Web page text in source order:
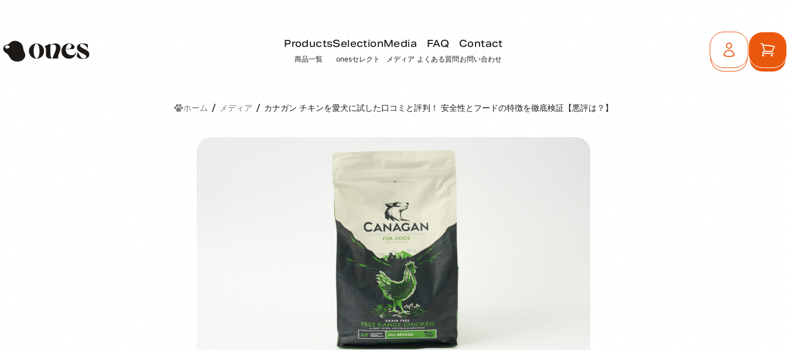
Ones Products
商品一覧
Selection
onesセレクト
Media
メディア
FAQ
よくある質問
Contact
お問い合わせ ログインカ
ホーム メディア カナガン チキンを愛犬に試した口コミと評判！ 安全性とフードの特徴を徹底検証【悪評は？】